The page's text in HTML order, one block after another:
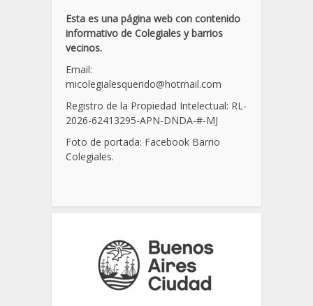
Esta es una página web con contenido
informativo de Colegiales y barrios
vecinos.
Email:
micolegialesquerido@hotmail.com
Registro de la Propiedad Intelectual: RL-
2026-62413295-APN-DNDA-#-MJ
Foto de portada: Facebook Barrio
Colegiales.